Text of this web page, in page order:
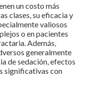
un costo más
clases, su eficacia y
valiosos
o en pacientes
Además,
generalmente
de sedación, efectos
significativas con